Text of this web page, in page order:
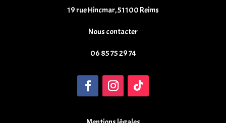
19 rue Hincmar, 51100 Reims
Nous contacter
06 85 75 29 74